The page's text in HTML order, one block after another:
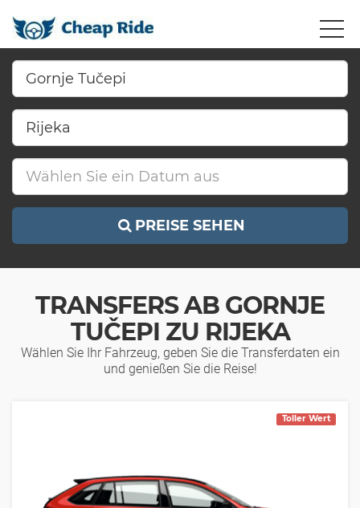
PREISE SEHEN
TRANSFERS AB GORNJE
TUČEPI ZU RIJEKA
Wählen Sie Ihr Fahrzeug, geben Sie die Transferdaten ein
und genießen Sie die Reise!
Toller Wert